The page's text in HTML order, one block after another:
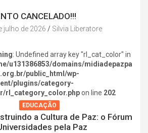
CANCELADO!!!
julho de 2026 Silvia Liberatore
: Undefined array key "rl_cat_color" in
u131386853/domains/midiadepazpa
public_html/wp-
plugins/category-
rl_category_color.phpon line 202
EDUCAÇÃO
a Cultura de Paz: o Fórum
pela Paz